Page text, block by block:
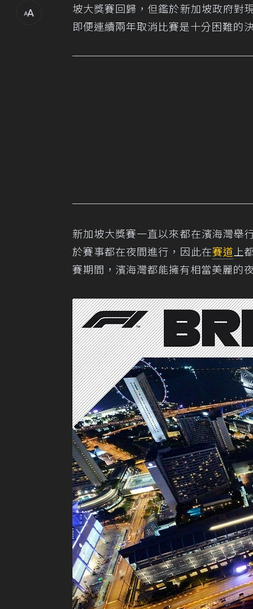
坡大獎賽回歸，但鑑於新加坡政府對
即便連續兩年取消比賽是十分困難的
新加坡大獎賽一直以來都在濱海灣舉
於賽事都在夜間進行，因此在賽道上
賽期間，濱海灣都能擁有相當美麗的